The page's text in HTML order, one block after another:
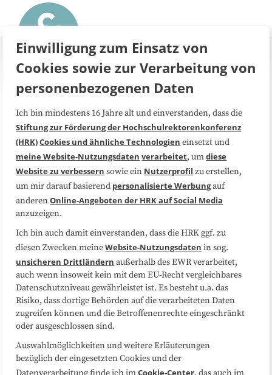
Über uns FAQ
Medienarbeit Kooperationen
Datenschutzerklärung Impressum
Sitemap
Folgen Sie uns
Einwilligung zum Einsatz von
Cookies sowie zur Verarbeitung von
personenbezogenen Daten
Ich bin mindestens 16 Jahre alt und einverstanden, dass die
Stiftung zur Förderung der Hochschulrektorenkonferenz
(HRK)Cookies und ähnliche Technologien einsetzt und
meine Website-Nutzungsdaten verarbeitet, umdiese
Website zu verbessern sowie ein Nutzerprofil zu erstellen,
um mir darauf basierend personalisierte Werbungauf
anderenOnline-Angeboten der HRK auf Social Media
anzuzeigen.
Ich bin auch damit einverstanden, dass die HRK ggf. zu
diesen Zwecken meineWebsite-Nutzungsdaten in sog.
unsicheren Drittländern außerhalb des EWR verarbeitet,
auch wenn insoweit kein mit dem EU-Recht vergleichbares
Datenschutzniveau gewährleistet ist. Es besteht u.a. das
Risiko, dass dortige Behörden auf die verarbeiteten Daten
zugreifen können und die Betroffenenrechte eingeschränkt
oder ausgeschlossen sind.
Auswahlmöglichkeiten und weitere Erläuterungen
bezüglich der eingesetzten Cookies und der
Cookie-Center